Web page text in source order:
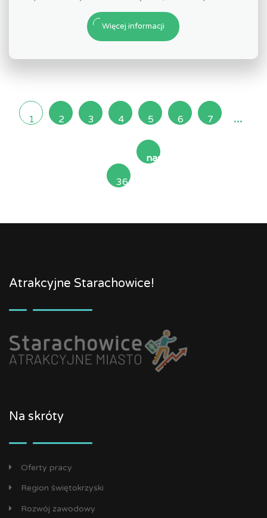
Więcej informacji
1 2 3 4 5 6 7 ...
36
następna
Atrakcyjne Starachowice!
Na skróty
Oferty pracy
Region świętokrzyski
Rozwój zawodowy